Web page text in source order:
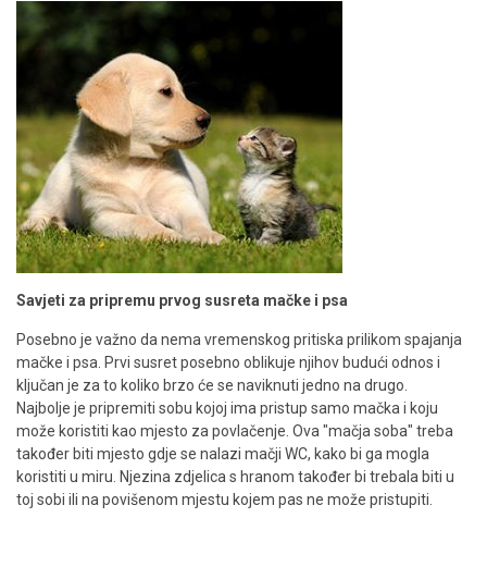
Savjeti za pripremu prvog susreta mačke i psa
Posebno je važno da nema vremenskog pritiska prilikom spajanja
mačke i psa. Prvi susret posebno oblikuje njihov budući odnos i
ključan je za to koliko brzo će se naviknuti jedno na drugo.
Najbolje je pripremiti sobu kojoj ima pristup samo mačka i koju
može koristiti kao mjesto za povlačenje. Ova "mačja soba" treba
također biti mjesto gdje se nalazi mačji WC, kako bi ga mogla
koristiti u miru. Njezina zdjelica s hranom također bi trebala biti u
toj sobi ili na povišenom mjestu kojem pas ne može pristupiti.